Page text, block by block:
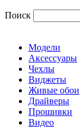
Поиск
Модели
Аксессуары
Чехлы
Виджеты
Живые обои
Драйверы
Прошивки
Видео